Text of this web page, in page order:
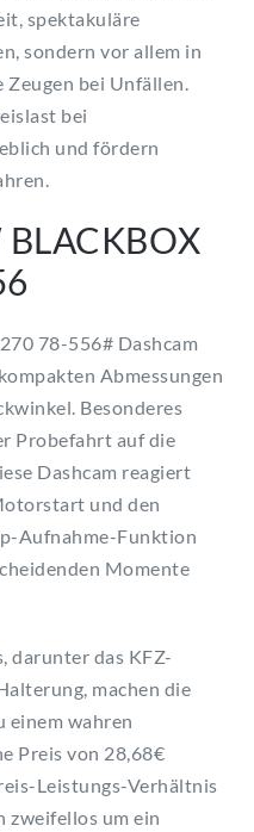
spektakuläre
sondern vor allem in
Zeugen bei Unfällen.
bei
und fördern
78-556# Dashcam
Abmessungen
Besonderes
Probefahrt auf die
Dashcam reagiert
und den
Aufnahme-Funktion
Momente
darunter das KFZ-
machen die
einem wahren
Preis von 28,68€
Leistungs-Verhältnis
zweifellos um ein